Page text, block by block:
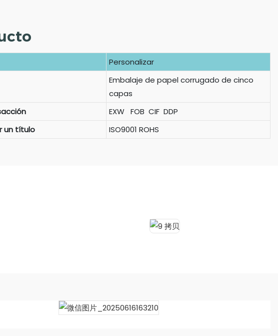
Personalizar
Embalaje de papel corrugado de cinco
capas
EXW FOB CIF DDP
un título ISO9001 ROHS